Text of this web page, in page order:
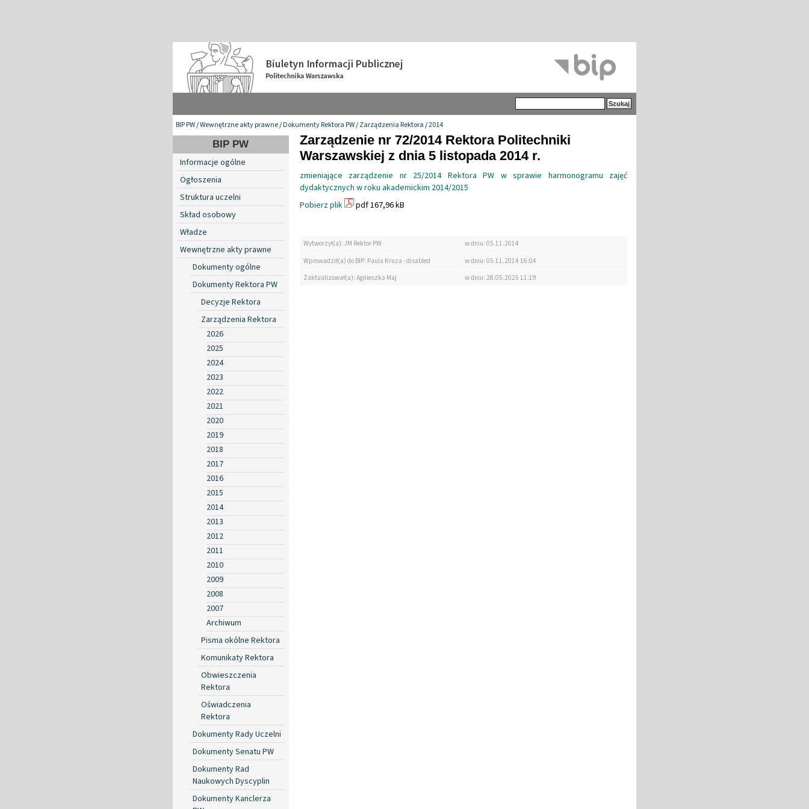
BIP PW/Wewnętrzne akty prawne/Dokumenty Rektora PW/Zarządzenia Rektora/2014
BIP PW
Informacje ogólne
Ogłoszenia
Struktura uczelni
Skład osobowy
Władze
Wewnętrzne akty prawne
Dokumenty ogólne
Dokumenty Rektora PW
Decyzje Rektora
Zarządzenia Rektora
2026
2025
2024
2023
2022
2021
2020
2019
2018
2017
2016
2015
2014
2013
2012
2011
2010
2009
2008
2007
Archiwum
Pisma okólne Rektora
Komunikaty Rektora
Obwieszczenia
Rektora
Oświadczenia
Rektora
Dokumenty Rady Uczelni
Dokumenty Senatu PW
Dokumenty Rad
Naukowych Dyscyplin
Dokumenty Kanclerza
Zarządzenie nr 72/2014 Rektora Politechniki
Warszawskiej z dnia 5 listopada 2014 r.
zmieniające zarządzenie nr 25/2014 Rektora PW w sprawie harmonogramu zajęć
dydaktycznych w roku akademickim 2014/2015
Pobierz plik
pdf 167,96 kB
Wytworzył(a): JM Rektor PW
w dniu: 05.11.2014
Wprowadził(a) do BIP: Paula Kruza - disabled
w dniu: 05.11.2014 16:04
Zaktualizował(a): Agnieszka Maj
w dniu: 28.05.2025 11:19